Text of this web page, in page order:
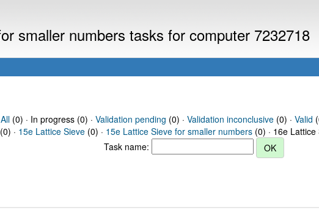
smaller numbers tasks for computer 7232718
All(0) · In progress (0) · Validation pending (0) · Validation inconclusive(0) · Valid
(0) · 15e Lattice Sieve (0) · 15e Lattice Sieve for smaller numbers (0) · 16e
Task name: